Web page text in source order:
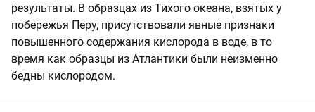
результаты. В образцах из Тихого океана, взятых у
побережья Перу, присутствовали явные признаки
повышенного содержания кислорода в воде, в то
время как образцы из Атлантики были неизменно
бедны кислородом.